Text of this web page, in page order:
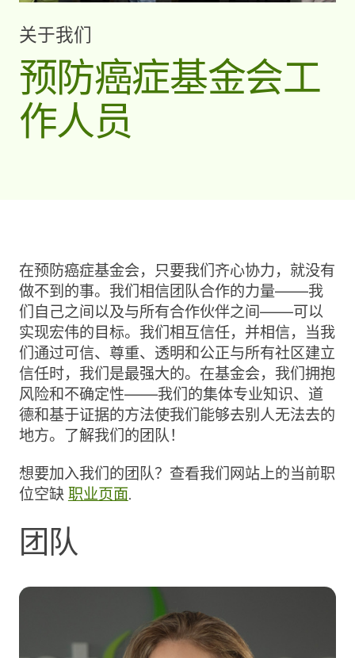
关于我们
预防癌症基金会工
作人员
在预防癌症基金会，只要我们齐心协力，就没有
做不到的事。我们相信团队合作的力量——我
们自己之间以及与所有合作伙伴之间——可以
实现宏伟的目标。我们相互信任，并相信，当我
们通过可信、尊重、透明和公正与所有社区建立
信任时，我们是最强大的。在基金会，我们拥抱
风险和不确定性——我们的集体专业知识、道
德和基于证据的方法使我们能够去别人无法去的
地方。了解我们的团队！
想要加入我们的团队？查看我们网站上的当前职
位空缺 职业页面.
团队
Jody Hoyos，MHA